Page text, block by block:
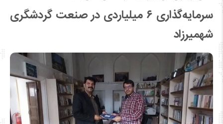
سرمایه‌گذاری ۶ میلیاردی در صنعت گردشگری
شهمیرزاد